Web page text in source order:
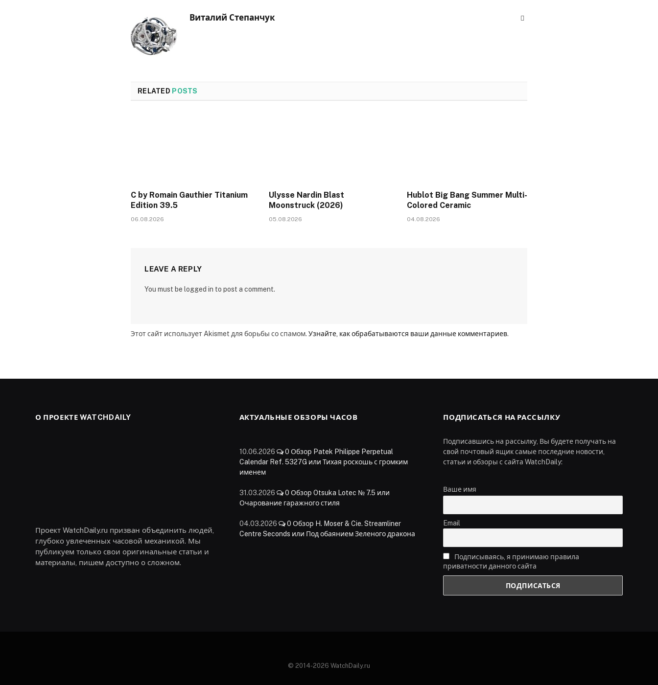
Виталий Степанчук
RELATED POSTS
C by Romain Gauthier Titanium
Edition 39.5
06.08.2026
Ulysse Nardin Blast
Moonstruck (2026)
05.08.2026
Hublot Big Bang Summer Multi-
Colored Ceramic
04.08.2026
LEAVE A REPLY
You must be logged in to post a comment.
Этот сайт использует Akismet для борьбы со спамом. Узнайте, как обрабатываются ваши данные комментариев.
О ПРОЕКТЕ WATCHDAILY
Проект WatchDaily.ru призван объединить людей,
глубоко увлеченных часовой механикой. Мы
публикуем только свои оригинальные статьи и
материалы, пишем доступно о сложном.
АКТУАЛЬНЫЕ ОБЗОРЫ ЧАСОВ
10.06.2026 0 Обзор Patek Philippe Perpetual
Calendar Ref. 5327G или Тихая роскошь с громким
именем
31.03.2026 0 Обзор Otsuka Lotec № 7.5 или
Очарование гаражного стиля
04.03.2026 0 Обзор H. Moser & Cie. Streamliner
Centre Seconds или Под обаянием Зеленого дракона
ПОДПИСАТЬСЯ НА РАССЫЛКУ
Подписавшись на рассылку, Вы будете получать на
свой почтовый ящик самые последние новости,
статьи и обзоры с сайта WatchDaily:
Ваше имя
Email
Подписываясь, я принимаю правила
приватности данного сайта
© 2014-2026 WatchDaily.ru